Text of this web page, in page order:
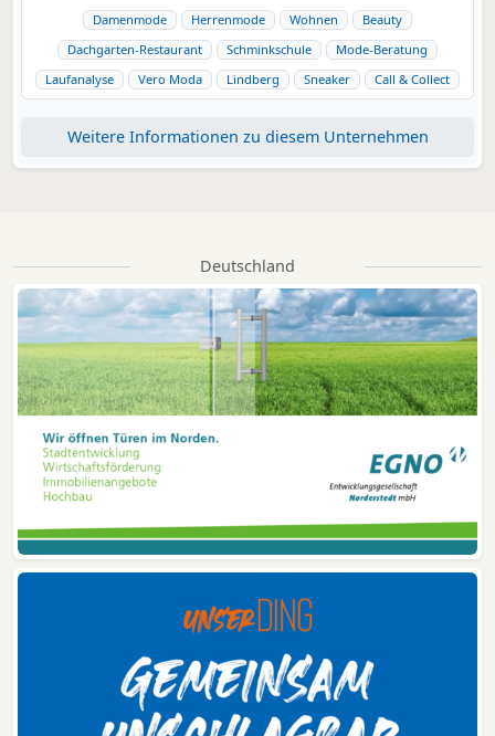
Damenmode Herrenmode Wohnen
Beauty
Dachgarten-Restaurant
Schminkschule
Mode-Beratung
Laufanalyse
Vero Moda Lindberg Sneaker Call & Collect
Weitere Informationen zu diesem Unternehmen
Deutschland